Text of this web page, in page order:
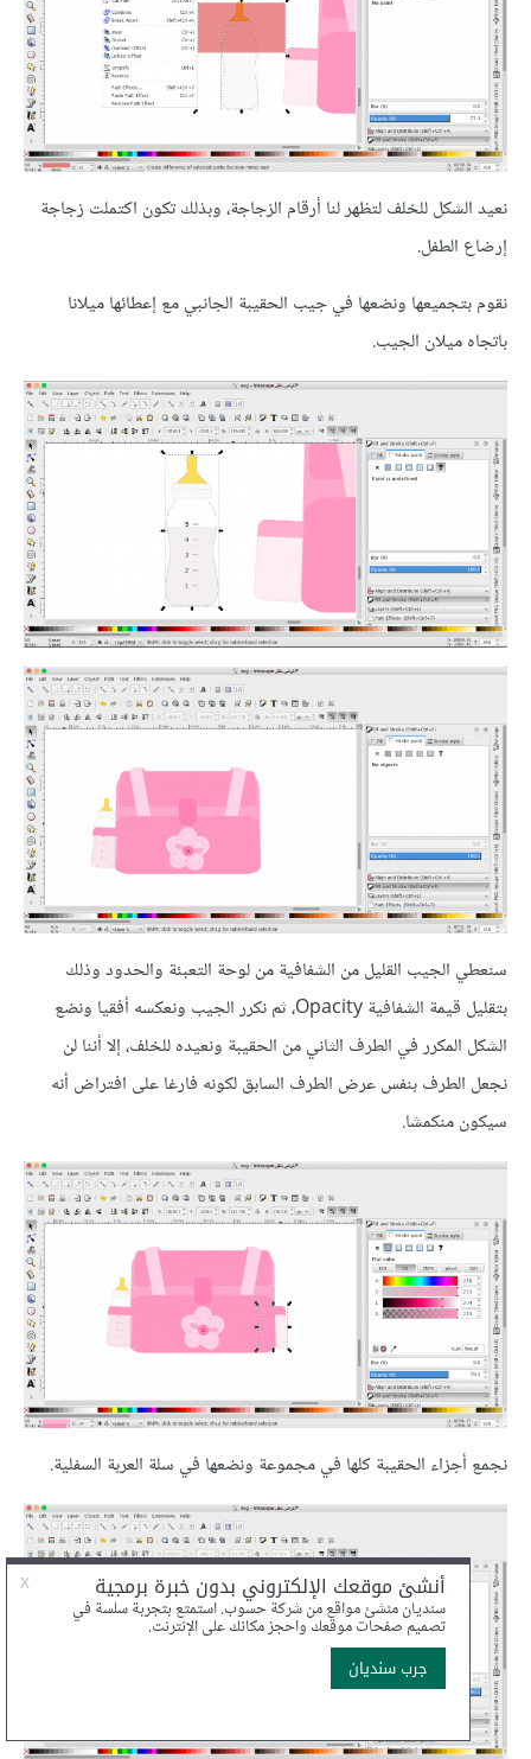
نعيد الشكل للخلف لتظهر لنا أرقام الزجاجة، وبذلك تكون اكتملت زجاجة
إرضاع الطفل.
نقوم بتجميعها ونضعها في جيب الحقيبة الجانبي مع إعطائها ميلانا
باتجاه ميلان الجيب.
سنعطي الجيب القليل من الشفافية من لوحة التعبئة والحدود وذلك
بتقليل قيمة الشفافية Opacity، ثم نكرر الجيب ونعكسه أفقيا ونضع
الشكل المكرر في الطرف الثاني من الحقيبة ونعيده للخلف، إلا أننا لن
نجعل الطرف بنفس عرض الطرف السابق لكونه فارغا على افتراض أنه
سيكون منكمشا.
نجمع أجزاء الحقيبة كلها في مجموعة ونضعها في سلة العربة السفلية.